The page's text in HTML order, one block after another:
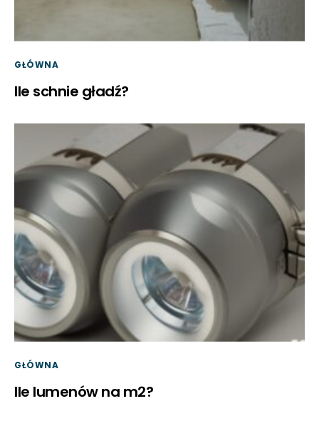
GŁÓWNA
Ile schnie gładź?
GŁÓWNA
Ile lumenów na m2?